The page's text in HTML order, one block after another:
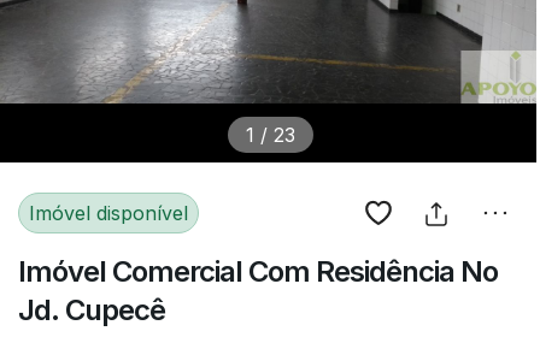
1 / 23
Imóvel disponível
Imóvel Comercial Com Residência No
Jd. Cupecê